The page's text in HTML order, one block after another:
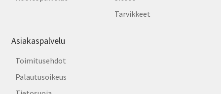
Tarvikkeet
Asiakaspalvelu
Toimitusehdot
Palautusoikeus